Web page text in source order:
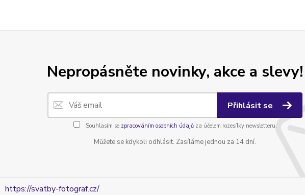
Nepropásněte novinky, akce a slevy!
Přihlásit se
Souhlasím se zpracováním osobních údajůza účelem rozesílky newsletteru.
Můžete se kdykoli odhlásit. Zasíláme jednou za 14 dní.
https://svatby-fotograf.cz/